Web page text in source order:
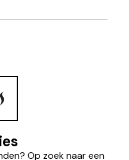
Op zoek naar een